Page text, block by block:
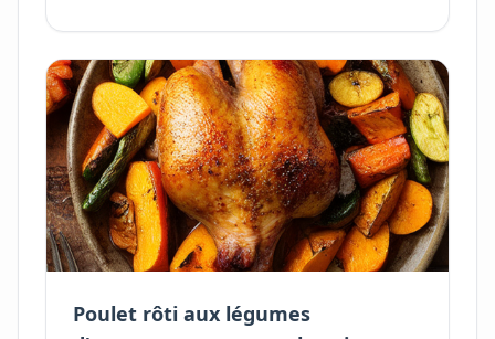
Poulet rôti aux légumes